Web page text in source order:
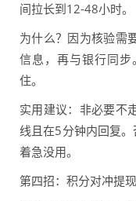
间拉长到12-48小时。
为什么？因为核验需
信息，再与银行同
住。
实用建议：非必要不
线且在5分钟内回复
着急没用。
第四招：积分对冲提